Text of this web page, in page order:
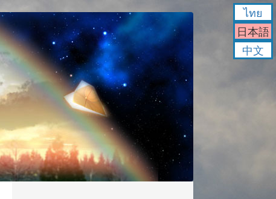
ไทย
日本語
中文